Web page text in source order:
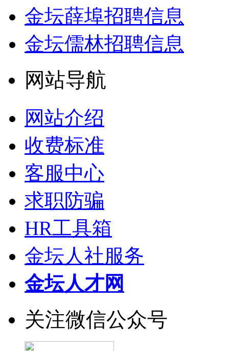
金坛薛埠招聘信息
金坛儒林招聘信息
网站导航
网站介绍
收费标准
客服中心
求职防骗
HR工具箱
金坛人社服务
金坛人才网
关注微信公众号